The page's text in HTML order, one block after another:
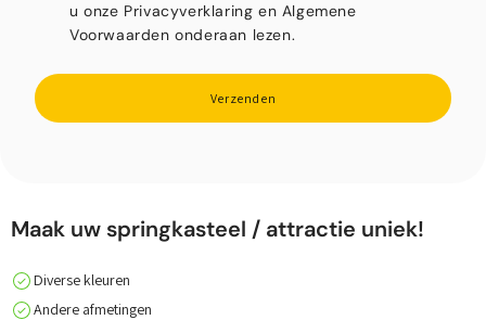
u onze Privacyverklaring en Algemene
Voorwaarden onderaan lezen.
Verzenden
Maak uw springkasteel / attractie uniek!
Diverse kleuren
Andere afmetingen